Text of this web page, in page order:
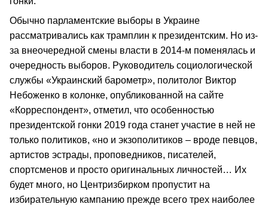
Обычно парламентские выборы в Украине
рассматривались как трамплин к президентским. Но из-
за внеочередной смены власти в 2014-м поменялась и
очередность выборов. Руководитель социологической
службы «Украинский барометр», политолог Виктор
Небоженко в колонке, опубликованной на сайте
«Корреспондент», отметил, что особенностью
президентской гонки 2019 года станет участие в ней не
только политиков, «но и экзополитиков – вроде певцов,
артистов эстрады, проповедников, писателей,
спортсменов и просто оригинальных личностей… Их
будет много, но Центризбирком пропустит на
избирательную кампанию прежде всего трех наиболее